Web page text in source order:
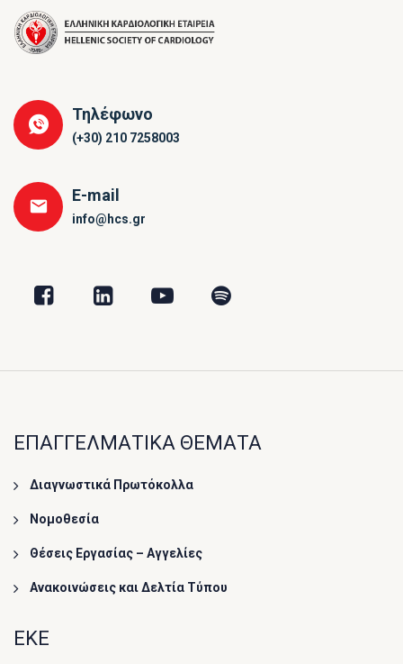
Τηλέφωνο
(+30) 210 7258003
E-mail
info@hcs.gr
ΕΠΑΓΓΕΛΜΑΤΙΚΑ ΘΕΜΑΤΑ
Διαγνωστικά Πρωτόκολλα
Νομοθεσία
Θέσεις Εργασίας – Αγγελίες
Ανακοινώσεις και Δελτία Τύπου
ΕΚΕ